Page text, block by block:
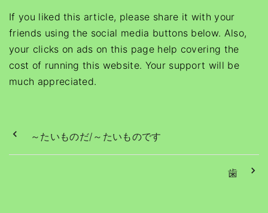
If you liked this article, please share it with your
friends using the social media buttons below. Also,
your clicks on ads on this page help covering the
cost of running this website. Your support will be
much appreciated.
～たいものだ/～たいものです
歯